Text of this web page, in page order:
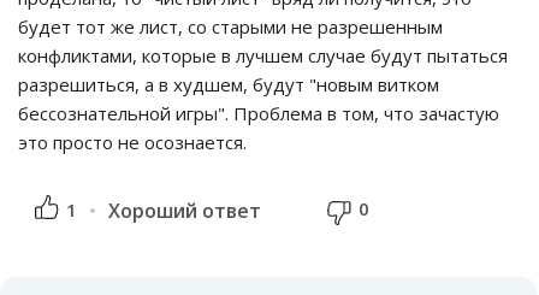
будет тот же лист, со старыми не разрешенным
конфликтами, которые в лучшем случае будут пытаться
разрешиться, а в худшем, будут "новым витком
бессознательной игры". Проблема в том, что зачастую
это просто не осознается.
1 Хороший ответ 0